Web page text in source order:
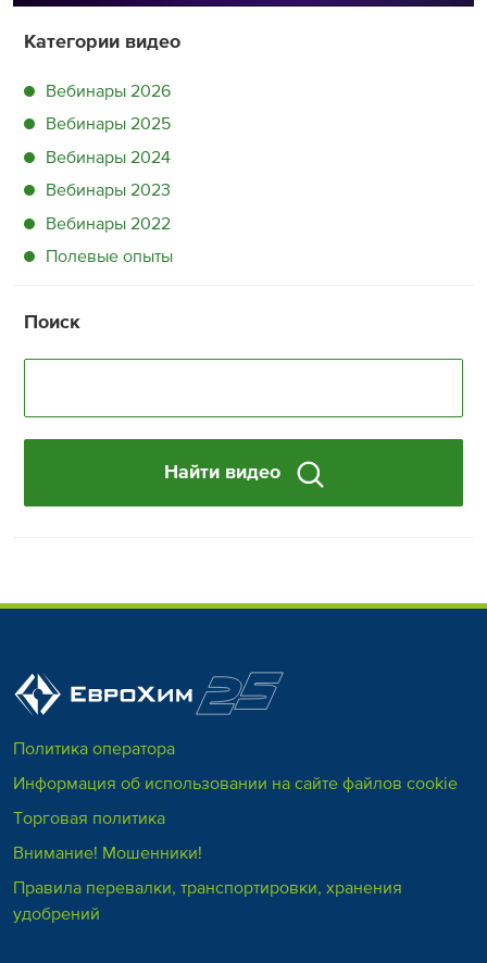
Категории видео
Вебинары 2026
Вебинары 2025
Вебинары 2024
Вебинары 2023
Вебинары 2022
Полевые опыты
Поиск
Найти видео
Политика оператора
Информация об использовании на сайте файлов cookie
Торговая политика
Внимание! Мошенники!
Правила перевалки, транспортировки, хранения
удобрений